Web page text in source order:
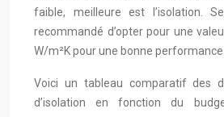
faible, meilleure est l’isolation.
recommandé d’opter pour une
W/m²K pour une bonne performance
Voici un tableau comparatif des
d’isolation en fonction du